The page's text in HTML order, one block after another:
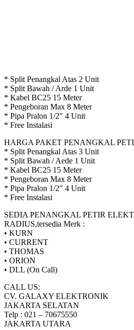
* Split Penangkal Atas 2 Unit
* Split Bawah / Arde 1 Unit
* Kabel BC25 15 Meter
* Pengeboran Max 8 Meter
* Pipa Pralon 1/2″ 4 Unit
* Free Instalasi
HARGA PAKET PENANGKAL
* Split Penangkal Atas 3 Unit
* Split Bawah / Aede 1 Unit
* Kabel BC25 15 Meter
* Pengeboran Max 8 Meter
* Pipa Pralon 1/2″ 4 Unit
* Free Instalasi
SEDIA PENANGKAL PETIR
RADIUS,tersedia Merk :
• KURN
• CURRENT
• THOMAS
• ORION
• DLL (On Call)
CALL US:
CV. GALAXY ELEKTRONIK
JAKARTA SELATAN
Telp : 021 – 70675550
JAKARTA UTARA